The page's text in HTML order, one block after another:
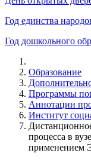
Год единства
Год дошкольного
Образование
Программы
Аннотации
Институт
процесса в